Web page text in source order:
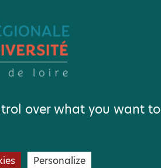
over what you want to
Personalize